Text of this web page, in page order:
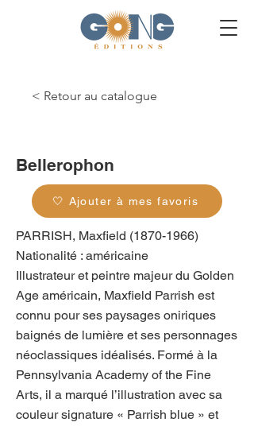
< Retour au catalogue
Bellerophon
🤍 Ajouter à mes favoris
PARRISH, Maxfield (1870-1966)
Nationalité : américaine
Illustrateur et peintre majeur du Golden
Age américain, Maxfield Parrish est
connu pour ses paysages oniriques
baignés de lumière et ses personnages
néoclassiques idéalisés. Formé à la
Pennsylvania Academy of the Fine
Arts, il a marqué l’illustration avec sa
couleur signature « Parrish blue » et